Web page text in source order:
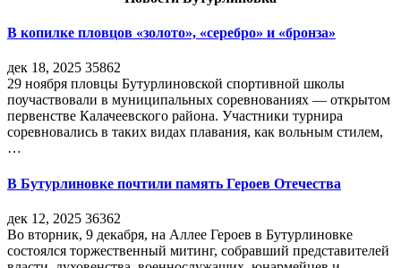
В копилке пловцов «золото», «серебро» и «бронза»
дек 18, 2025 35862
29 ноября пловцы Бутурлиновской спортивной школы
поучаствовали в муниципальных соревнованиях — открытом
первенстве Калачеевского района. Участники турнира
соревновались в таких видах плавания, как вольным стилем,
…
В Бутурлиновке почтили память Героев Отечества
дек 12, 2025 36362
Во вторник, 9 декабря, на Аллее Героев в Бутурлиновке
состоялся торжественный митинг, собравший представителей